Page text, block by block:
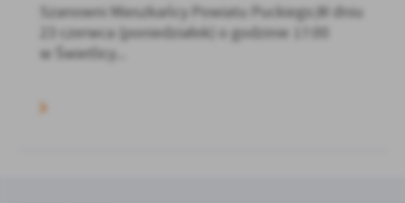
Szanowni Mieszkańcy Powiatu Puckiego,W dniu
23 czerwca (poniedziałek) o godzinie 17:00
w Świetlicy...